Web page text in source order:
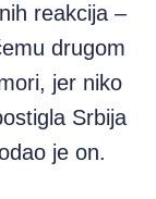
reakcija –
drugom
jer niko
Srbija
je on.